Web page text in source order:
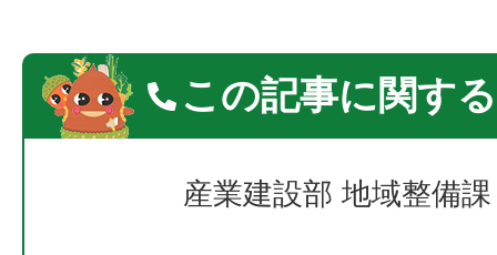
この記事に関す
産業建設部 地域整備